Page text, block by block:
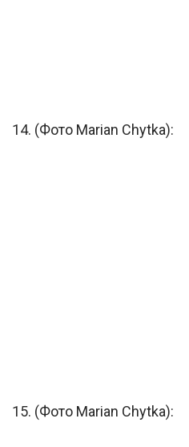
14. (Фото Marian Chytka):
15. (Фото Marian Chytka):